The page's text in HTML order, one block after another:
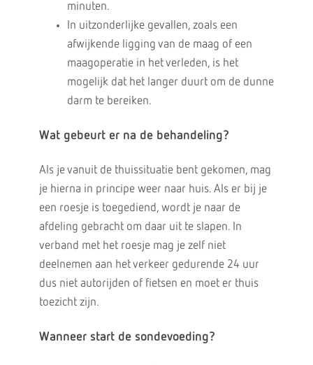
minuten.
In uitzonderlijke gevallen, zoals een
afwijkende ligging van de maag of een
maagoperatie in het verleden, is het
mogelijk dat het langer duurt om de dunne
darm te bereiken.
Wat gebeurt er na de behandeling?
Als je vanuit de thuissituatie bent gekomen, mag
je hierna in principe weer naar huis. Als er bij je
een roesje is toegediend, wordt je naar de
afdeling gebracht om daar uit te slapen. In
verband met het roesje mag je zelf niet
deelnemen aan het verkeer gedurende 24 uur
dus niet autorijden of fietsen en moet er thuis
toezicht zijn.
Wanneer start de sondevoeding?